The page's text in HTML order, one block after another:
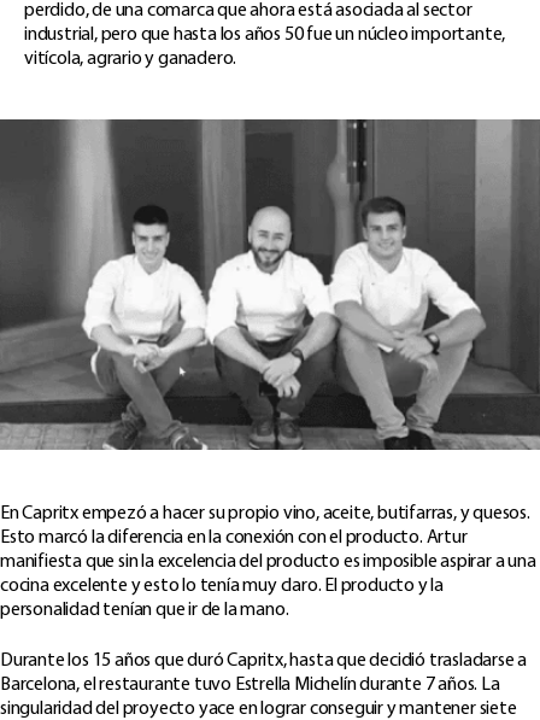
perdido, de una comarca que ahora está asociada al sector
industrial, pero que hasta los años 50 fue un núcleo importante,
vitícola, agrario y ganadero.
En Capritx empezó a hacer su propio vino, aceite, butifarras, y quesos.
Esto marcó la diferencia en la conexión con el producto. Artur
manifiesta que sin la excelencia del producto es imposible aspirar a una
cocina excelente y esto lo tenía muy claro. El producto y la
personalidad tenían que ir de la mano.
Durante los 15 años que duró Capritx, hasta que decidió trasladarse a
Barcelona, el restaurante tuvo Estrella Michelín durante 7 años. La
singularidad del proyecto yace en lograr conseguir y mantener siete